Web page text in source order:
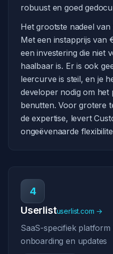
robuust en goed
Het grootste nadeel van
Met een instapprijs van
een investering die niet
haalbaar is. Er is ook
leercurve is steil, en je
developer nodig om het
benutten. Voor grotere
de expertise, levert
ongeëvenaarde
4
Userlistuserlist.com →
SaaS-specifiek
onboarding en updates